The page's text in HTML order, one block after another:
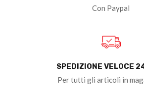
Con Paypal
SPEDIZIONE VELOCE
Per tutti gli articoli in